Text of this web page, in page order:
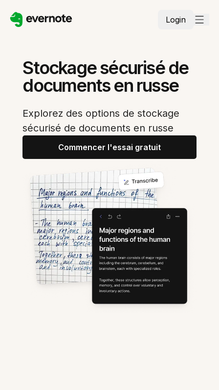
Login
Stockage sécurisé de
documents en russe
Explorez des options de stockage
sécurisé de documents en russe
Commencer l'essai gratuit